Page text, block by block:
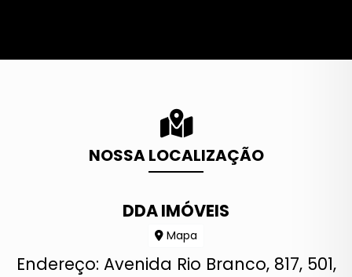
NOSSA LOCALIZAÇÃO
DDA IMÓVEIS
Mapa
Endereço: Avenida Rio Branco, 817, 501,